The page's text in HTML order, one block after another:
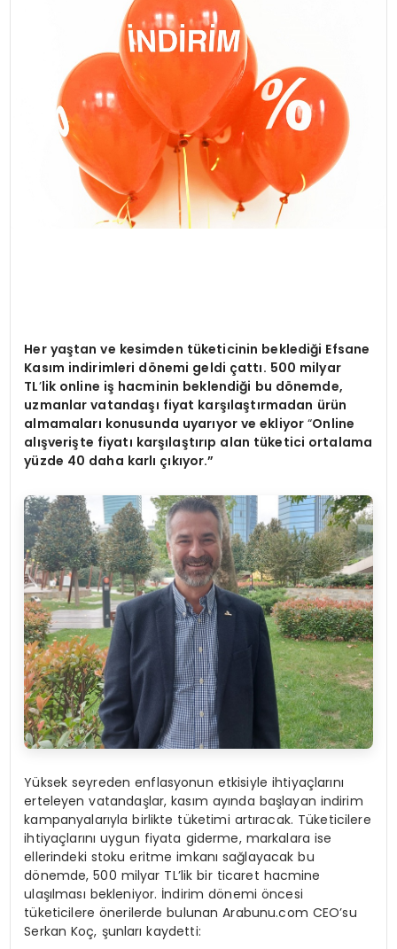
Her yaştan ve kesimden tüketicinin beklediği Efsane
Kasım indirimleri dönemi geldi çattı. 500 milyar
TL’lik online iş hacminin beklendiği bu dönemde,
uzmanlar vatandaşı fiyat karşılaştırmadan ürün
almamaları konusunda uyarıyor ve ekliyor“Online
alışverişte fiyatı karşılaştırıp alan tüketici ortalama
yüzde 40 daha karlı çıkıyor.”
Yüksek seyreden enflasyonun etkisiyle ihtiyaçlarını
erteleyen vatandaşlar, kasım ayında başlayan indirim
kampanyalarıyla birlikte tüketimi artıracak. Tüketicilere
ihtiyaçlarını uygun fiyata giderme, markalara ise
ellerindeki stoku eritme imkanı sağlayacak bu
dönemde, 500 milyar TL’lik bir ticaret hacmine
ulaşılması bekleniyor. İndirim dönemi öncesi
tüketicilere önerilerde bulunan Arabunu.com CEO’su
Serkan Koç, şunları kaydetti: